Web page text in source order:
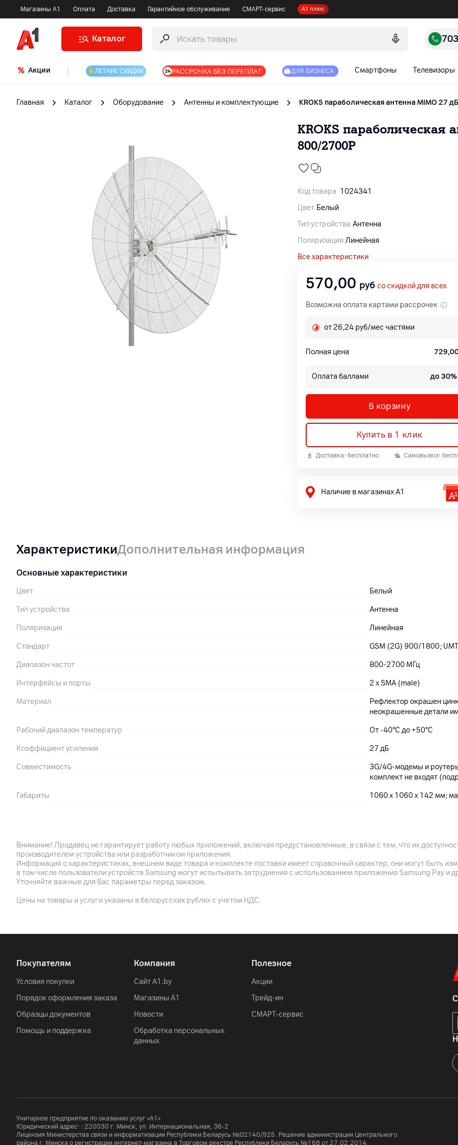
Магазины А1 Оплата Доставка Гарантийное обслуживание СМАРТ-сервис А1 плюс
Каталог
Акции ЛЕТНИЕ СКИДКИ РАССРОЧКА БЕЗ ПЕРЕПЛАТ ДЛЯ БИЗНЕСА Смартфоны Телевизоры
Главная Каталог Оборудование Антенны и комплектующие KROKS параболическая антенна MIMO 27
KROKS параболическая
800/2700P
Код товара 1024341
Цвет Белый
Тип устройства Антенна
Поляризация Линейная
Все характеристики
570,00 руб со скидкой для всех
Возможна оплата картами рассрочек
от 26,24 руб/мес частями
Полная цена
Оплата баллами до 30%
В корзину
Купить в 1 клик
Доставка: бесплатно Самовывоз:
Наличие в магазинах А1
ХарактеристикиДополнительная информация
Основные характеристики
Цвет Белый
Тип устройства Антенна
Поляризация Линейная
Стандарт GSM (2G) 900/1800;
Диапазон частот 800-2700 МГц
Интерфейсы и порты 2 x SMA (male)
Материал
Рефлектор окрашен
неокрашенные детали
Рабочий диапазон температур От -40°C до +50°C
Коэффициент усиления 27 дБ
Совместимость
3G/4G-модемы и
комплект не входят
Габариты 1060 x 1060 x 142 мм;
Другие характеристики
Гарантия
Импортер
Комплект поставки комплектная
Внимание! Продавец не гарантирует работу любых приложений, включая предустановленные, в связи с тем, что их
производителем устройства или разработчиком приложения.
Информация о характеристиках, внешнем виде товара и комплекте поставки имеет справочный характер, они могут быть
в том числе пользователи устройств Samsung могут испытывать затруднения с использованием приложения Samsung Pay и
Уточняйте важные для Вас параметры перед заказом.
Цены на товары и услуги указаны в белорусских рублях с учетом НДС.
Покупателям
Условия покупки
Порядок оформления заказа
Образцы документов
Помощь и поддержка
Компания
Сайт A1.by
Магазины А1
Новости
Обработка персональных
данных
Полезное
Акции
Трейд-ин
СМАРТ-сервис
Унитарное предприятие по оказанию услуг «А1»
Юридический адрес: : 220030 г. Минск, ул. Интернациональная, 36-2
Лицензия Министерства связи и информатизации Республики Беларусь №02140/925. Решение администрации Центрального
района г. Минска о регистрации интернет-магазина в Торговом реестре Республики Беларусь №168 от 27.02.2014.